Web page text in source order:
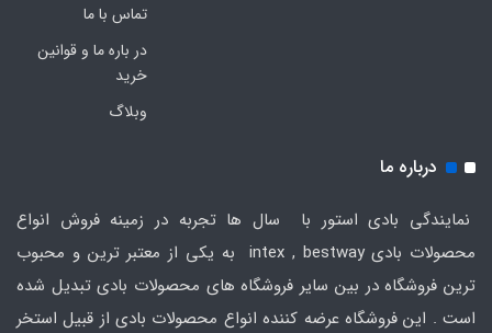
تماس با ما
در باره ما و قوانین
خرید
وبلاگ
درباره ما
نمایندگی بادی استور با سال ها تجربه در زمینه فروش انواع
محصولات بادی intex , bestway به یکی از معتبر ترین و محبوب
ترین فروشگاه در بین سایر فروشگاه های محصولات بادی تبدیل شده
است . این فروشگاه عرضه کننده انواع محصولات بادی از قبیل استخر